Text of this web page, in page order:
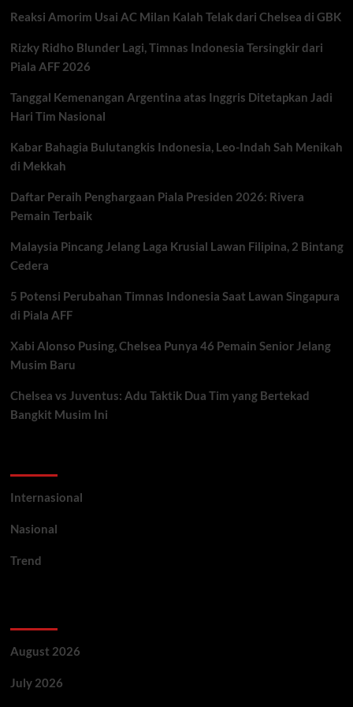
Usai
Burnley
Reaksi Amorim Usai AC Milan Kalah Telak dari Chelsea di GBK
Rizky Ridho Blunder Lagi, Timnas Indonesia Tersingkir dari
Piala AFF 2026
Tanggal Kemenangan Argentina atas Inggris Ditetapkan Jadi
Hari Tim Nasional
Kabar Bahagia Bulutangkis Indonesia, Leo-Indah Sah Menikah
di Mekkah
Daftar Peraih Penghargaan Piala Presiden 2026: Rivera
Pemain Terbaik
Malaysia Pincang Jelang Laga Krusial Lawan Filipina, 2 Bintang
Cedera
5 Potensi Perubahan Timnas Indonesia Saat Lawan Singapura
di Piala AFF
Xabi Alonso Pusing, Chelsea Punya 46 Pemain Senior Jelang
Musim Baru
Chelsea vs Juventus: Adu Taktik Dua Tim yang Bertekad
Bangkit Musim Ini
Internasional
Nasional
Trend
August 2026
July 2026